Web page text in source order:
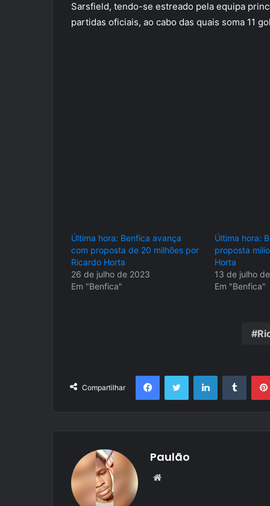
Sarsfield, tendo-se estreado pela equipa
partidas oficiais, ao cabo das quais soma 11
Última hora: Benfica avança
com proposta de 20 milhões por
Ricardo Horta
26 de julho de 2023
Em "Benfica"
Última hora:
proposta
Horta
13 de julho
Em "Benfica"
Compartilhar
FacebookTwitter Linkedin
Paulão
Website